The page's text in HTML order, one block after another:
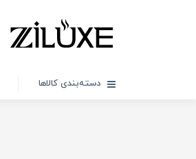
دسته‌بندی کالاها